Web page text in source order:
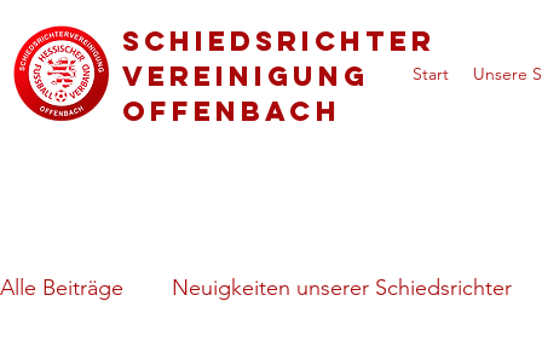
Schiedsrichter
vereinigung
Offenbach
Start Unsere
Alle Beiträge Neuigkeiten unserer Schiedsrichter